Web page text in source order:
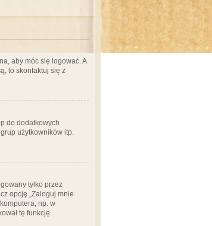
aby móc się logować. A
to skontaktuj się z
do dodatkowych
użytkowników itp.
tylko przez
opcję „Zaloguj mnie
np. w
tę funkcję.